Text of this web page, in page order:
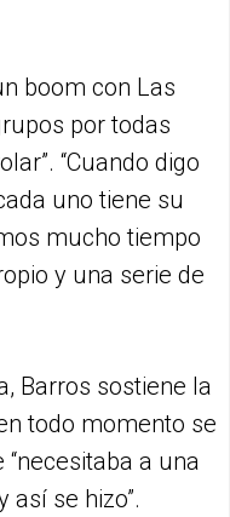
boom con Las
por todas
“Cuando digo
uno tiene su
mucho tiempo
y una serie de
Barros sostiene la
todo momento se
a una
así se hizo”.